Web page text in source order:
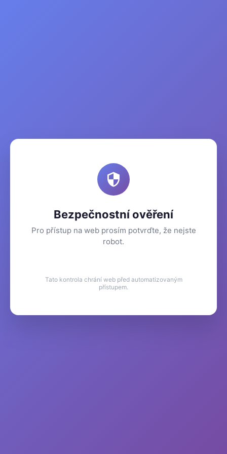
Bezpečnostní ověření
Pro přístup na web prosím potvrďte, že nejste
robot.
Tato kontrola chrání web před automatizovaným
přístupem.